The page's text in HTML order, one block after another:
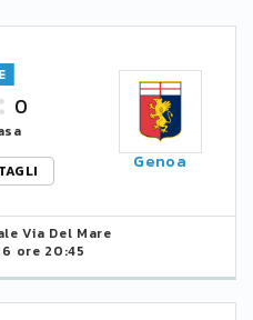
0
Genoa
Via Del Mare
ore 20:45